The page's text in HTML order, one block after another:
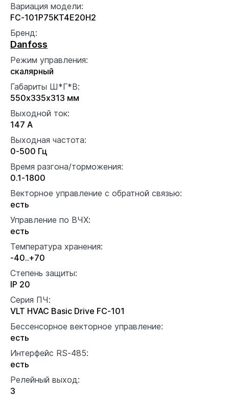
Вариация модели:
FC-101P75KT4E20H2
Бренд:
Danfoss
Режим управления:
скалярный
Габариты Ш*Г*В:
550x335x313 мм
Выходной ток:
147 А
Выходная частота:
0-500 Гц
Время разгона/торможения:
0.1-1800
Векторное управление с обратной связью:
есть
Управление по ВЧХ:
есть
Температура хранения:
-40..+70
Степень защиты:
IP 20
Серия ПЧ:
VLT HVAC Basic Drive FC-101
Бессенсорное векторное управление:
есть
Интерфейс RS-485:
есть
Релейный выход:
3